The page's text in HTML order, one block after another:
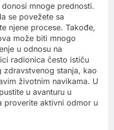
mnoge prednosti.
se povežete sa
njene procese. Takođe,
može biti mnogo
u odnosu na
radionica često ističu
stanja, kao
životnim navikama. U
u avanturu u
proverite aktivni odmor u